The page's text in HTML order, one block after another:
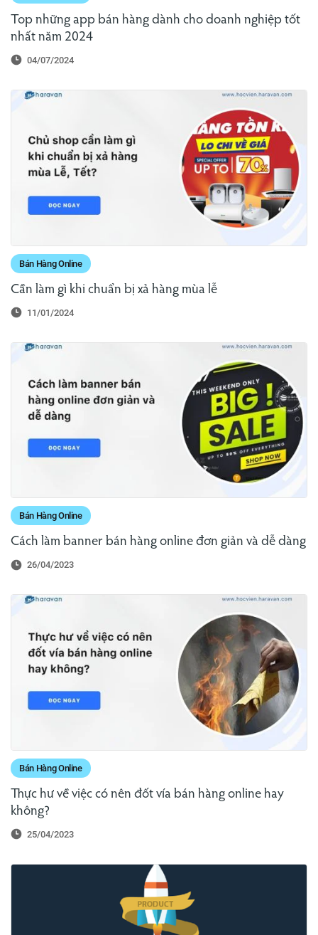
Top những app bán hàng dành cho doanh nghiệp tốt
nhất năm 2024
04/07/2024
Bán Hàng Online
Cần làm gì khi chuẩn bị xả hàng mùa lễ
11/01/2024
Bán Hàng Online
Cách làm banner bán hàng online đơn giản và dễ dàng
26/04/2023
Bán Hàng Online
Thực hư về việc có nên đốt vía bán hàng online hay
không?
25/04/2023